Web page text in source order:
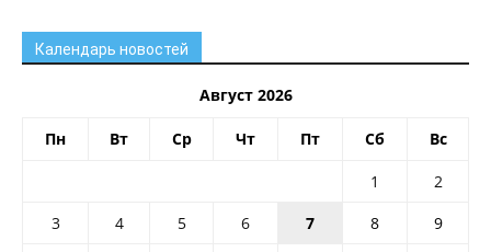
Календарь новостей
Август 2026
Пн Вт Ср Чт Пт Сб Вс
1
2
3
4 5 6 7 8
9